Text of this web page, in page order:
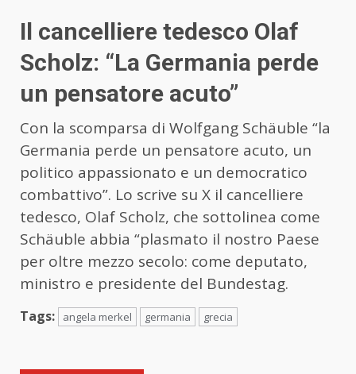
Il cancelliere tedesco Olaf
Scholz: “La Germania perde
un pensatore acuto”
Con la scomparsa di Wolfgang Schäuble “la
Germania perde un pensatore acuto, un
politico appassionato e un democratico
combattivo”. Lo scrive su X il cancelliere
tedesco, Olaf Scholz, che sottolinea come
Schäuble abbia “plasmato il nostro Paese
per oltre mezzo secolo: come deputato,
ministro e presidente del Bundestag.
Tags: angela merkel germania grecia